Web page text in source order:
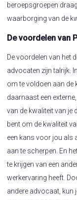
beroepsgroepen
waarborging van de
De voordelen van
De voordelen van het
advocaten zijn talrijk.
om te voldoen aan de
daarnaast een
van de kwaliteit van
bent om de kwaliteit
een kans voor jou als
aan te scherpen. En
te krijgen van een
werkervaring heeft.
andere advocaat, kun